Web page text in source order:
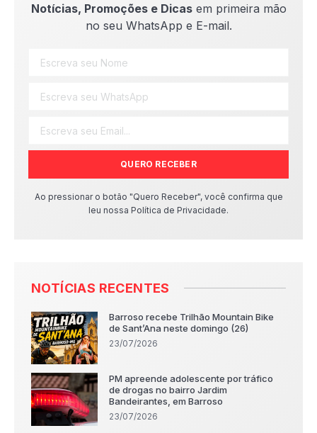
Notícias, Promoções e Dicasem primeira mão
no seu WhatsApp e E-mail.
QUERO RECEBER
Ao pressionar o botão "Quero Receber", você confirma que
leu nossa Política de Privacidade.
NOTÍCIAS RECENTES
Barroso recebe Trilhão Mountain Bike
de Sant’Ana neste domingo (26)
23/07/2026
PM apreende adolescente por tráfico
de drogas no bairro Jardim
Bandeirantes, em Barroso
23/07/2026